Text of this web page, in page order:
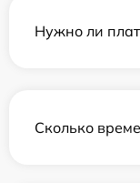
Нужно ли
Сколько